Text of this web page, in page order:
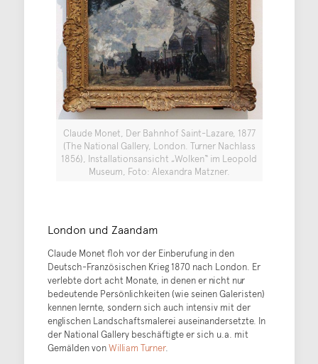
Claude Monet, Der Bahnhof Saint-Lazare, 1877
(The National Gallery, London. Turner Nachlass
1856), Installationsansicht „Wolken“ im Leopold
Museum, Foto: Alexandra Matzner.
London und Zaandam
Claude Monet floh vor der Einberufung in den
Deutsch-Französischen Krieg 1870 nach London. Er
verlebte dort acht Monate, in denen er nicht nur
bedeutende Persönlichkeiten (wie seinen Galeristen)
kennen lernte, sondern sich auch intensiv mit der
englischen Landschaftsmalerei auseinandersetzte. In
der National Gallery beschäftigte er sich u.a. mit
Gemälden vonWilliam Turner.